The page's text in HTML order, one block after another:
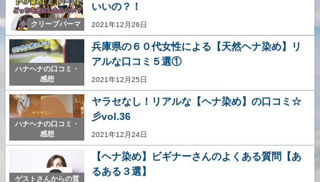
クリープパーマ
いいの？！
2021年12月26日
ハナヘナの口コミ・
感想
兵庫県の６０代女性による【天然ヘナ染め】リ
アルな口コミ５選①
2021年12月25日
ハナヘナの口コミ・
感想
ヤラセなし！リアルな【ヘナ染め】の口コミ☆
彡vol.36
2021年12月24日
ゲストさんからの質
【ヘナ染め】ビギナーさんのよくある質問【あ
るある３選】